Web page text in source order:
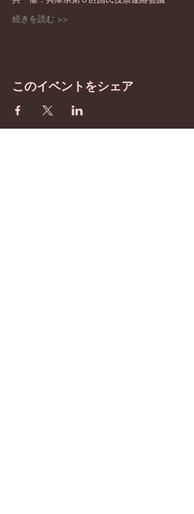
続きを読む >>
このイベントをシェア